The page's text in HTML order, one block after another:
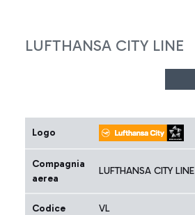
LUFTHANSA CITY LINE
Logo
Compagnia
aerea
LUFTHANSA CITY LINE
Codice VL